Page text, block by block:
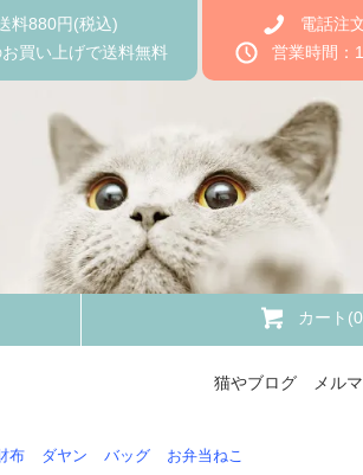
料880円(税込)
買い上げで送料無料
電話注
営業時間：
カート
猫やブログ メル
布 ダヤン バッグ お弁当ねこ